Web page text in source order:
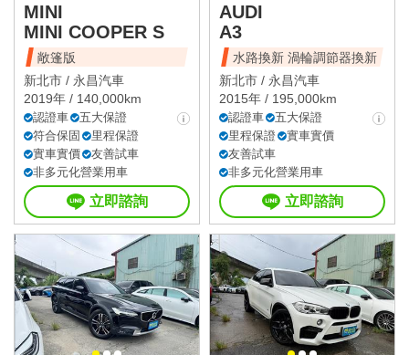
MINI
MINI COOPER S
敞篷版
新北市 / 永昌汽車
2019年 / 140,000km
認證車
五大保證
符合保固
里程保證
實車實價
友善試車
非多元化營業用車
立即諮詢
AUDI
A3
水路換新 渦輪調節器換新
新北市 / 永昌汽車
2015年 / 195,000km
認證車
五大保證
里程保證
實車實價
友善試車
非多元化營業用車
立即諮詢